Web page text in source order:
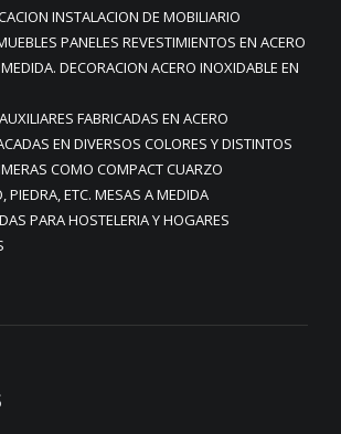
INSTALACION DE MOBILIARIO
PANELES REVESTIMIENTOS EN ACERO
DECORACION ACERO INOXIDABLE EN
FABRICADAS EN ACERO
EN DIVERSOS COLORES Y DISTINTOS
COMO COMPACT CUARZO
PIEDRA, ETC. MESAS A MEDIDA
PARA HOSTELERIA Y HOGARES